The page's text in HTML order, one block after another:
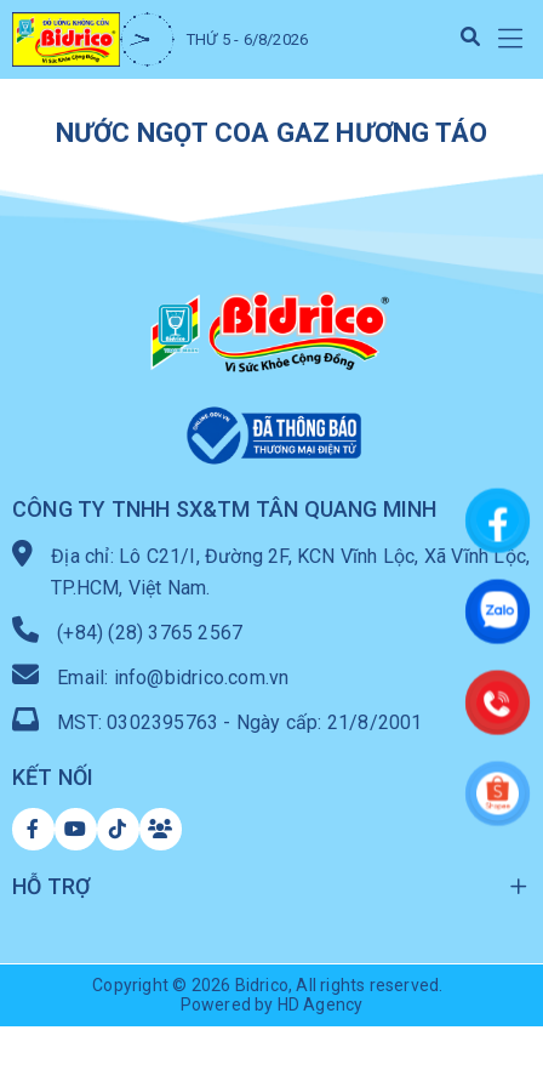
THỨ 5 - 6/8/2026
NƯỚC NGỌT COA GAZ HƯƠNG TÁO
CÔNG TY TNHH SX&TM TÂN QUANG MINH
Địa chỉ: Lô C21/I, Đường 2F, KCN Vĩnh Lộc, Xã Vĩnh Lộc,
TP.HCM, Việt Nam.
(+84) (28) 3765 2567
Email: info@bidrico.com.vn
MST: 0302395763 - Ngày cấp: 21/8/2001
KẾT NỐI
HỖ TRỢ
Copyright © 2026 Bidrico, All rights reserved.
Powered by HD Agency